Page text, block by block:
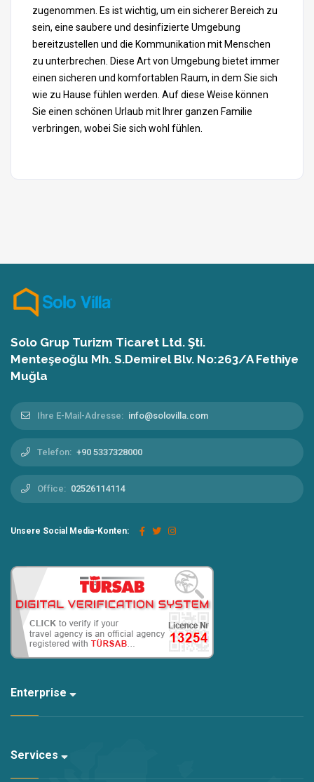
zugenommen. Es ist wichtig, um ein sicherer Bereich zu
sein, eine saubere und desinfizierte Umgebung
bereitzustellen und die Kommunikation mit Menschen
zu unterbrechen. Diese Art von Umgebung bietet immer
einen sicheren und komfortablen Raum, in dem Sie sich
wie zu Hause fühlen werden. Auf diese Weise können
Sie einen schönen Urlaub mit Ihrer ganzen Familie
verbringen, wobei Sie sich wohl fühlen.
Solo Grup Turizm Ticaret Ltd. Şti.
Menteşeoğlu Mh. S.Demirel Blv. No:263/A Fethiye
Muğla
Ihre E-Mail-Adresse: info@solovilla.com
Telefon: +90 5337328000
Office: 02526114114
Unsere Social Media-Konten:
Enterprise
Services